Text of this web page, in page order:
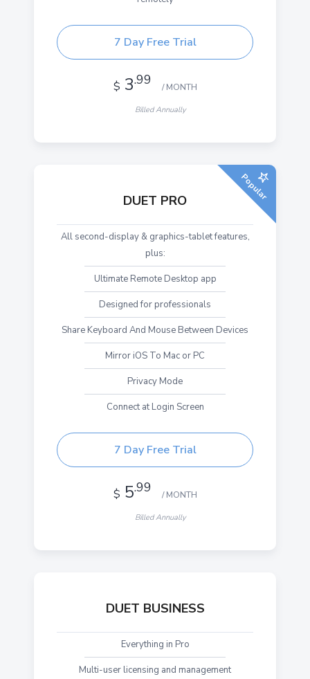
7 Day Free Trial
$ 3.99 / MONTH
Billed Annually
Popular
DUET PRO
All second-display & graphics-tablet features,
plus:
Ultimate Remote Desktop app
Designed for professionals
Share Keyboard And Mouse Between Devices
Mirror iOS To Mac or PC
Privacy Mode
Connect at Login Screen
7 Day Free Trial
$ 5.99 / MONTH
Billed Annually
DUET BUSINESS
Everything in Pro
Multi-user licensing and management